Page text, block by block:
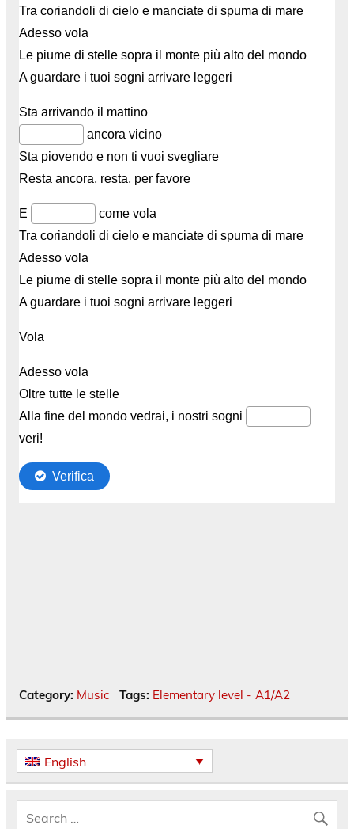
Category: Music Tags: Elementary level - A1/A2
English